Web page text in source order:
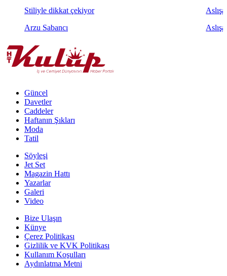
Stiliyle dikkat çekiyor
Arzu Sabancı
Güncel
Davetler
Caddeler
Haftanın Şıkları
Moda
Tatil
Söyleşi
Jet Set
Magazin Hattı
Yazarlar
Galeri
Video
Bize Ulaşın
Künye
Çerez Politikası
Gizlilik ve KVK Politikası
Kullanım Koşulları
Aydınlatma Metni